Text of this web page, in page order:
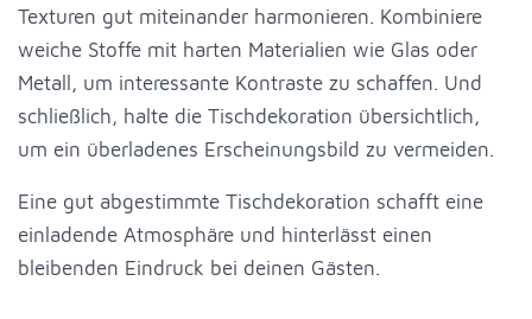
Texturen gut miteinander harmonieren. Kombiniere
weiche Stoffe mit harten Materialien wie Glas oder
Metall, um interessante Kontraste zu schaffen. Und
schließlich, halte die Tischdekoration übersichtlich,
um ein überladenes Erscheinungsbild zu vermeiden.
Eine gut abgestimmte Tischdekoration schafft eine
einladende Atmosphäre und hinterlässt einen
bleibenden Eindruck bei deinen Gästen.